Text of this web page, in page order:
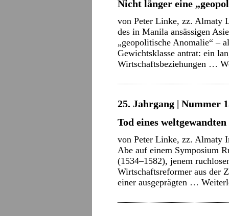
Nicht länger eine
von Peter Linke, zz. Almaty
des in Manila ansässigen
„geopolitische Anomalie“ –
Gewichtsklasse antrat: ein
Wirtschaftsbeziehungen …
25. Jahrgang | Nummer
Tod eines
von Peter Linke, zz. Almaty
Abe auf einem Symposium
(1534–1582), jenem
Wirtschaftsreformer aus der
einer ausgeprägten …